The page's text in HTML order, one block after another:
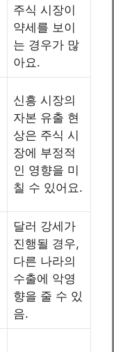
주식 시장이
약세를 보이
는 경우가 많
아요.
신흥 시장의
자본 유출 현
상은 주식 시
장에 부정적
인 영향을 미
칠 수 있어요.
달러 강세가
진행될 경우,
다른 나라의
수출에 악영
향을 줄 수 있
음.